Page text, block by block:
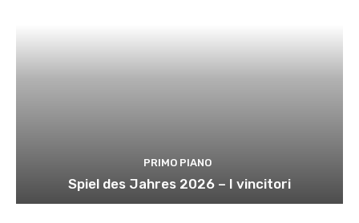
PRIMO PIANO
Spiel des Jahres 2026 – I vincitori